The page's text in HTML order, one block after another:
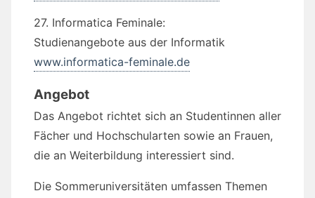
27. Informatica Feminale:
Studienangebote aus der Informatik
www.informatica-feminale.de
Angebot
Das Angebot richtet sich an Studentinnen aller
Fächer und Hochschularten sowie an Frauen,
die an Weiterbildung interessiert sind.
Die Sommeruniversitäten umfassen Themen